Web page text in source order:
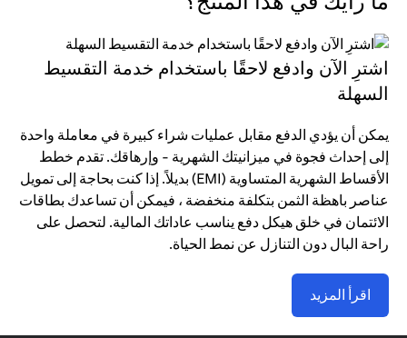
اشترِ الآن وادفع لاحقًا باستخدام خدمة التقسيط
السهلة
يمكن أن يؤدي الدفع مقابل عمليات شراء كبيرة في معاملة واحدة
إلى إحداث فجوة في ميزانيتك الشهرية - وإرهاقك. تقدم خطط
الأقساط الشهرية المتساوية (EMI) بديلاً. إذا كنت بحاجة إلى تمويل
عناصر باهظة الثمن بتكلفة منخفضة ، فيمكن أن تساعدك بطاقات
الائتمان في خلق هيكل دفع يناسب عاداتك المالية. لتحصل على
راحة البال دون التنازل عن نمط الحياة.
اقرأ المزيد